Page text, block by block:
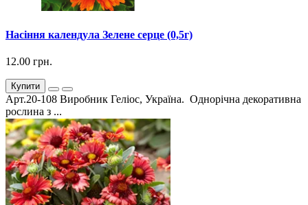
Насіння календула Зелене серце (0,5г)
12.00 грн.
Купити
Арт.20-108 Виробник Геліос, Україна. Однорічна декоративна
рослина з ...